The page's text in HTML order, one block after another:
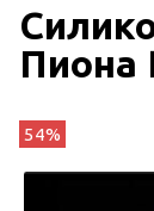
Пиона
54%